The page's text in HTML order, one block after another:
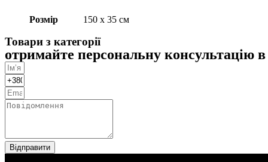
Розмір 150 х 35 см
Товари з категорії
отримайте персональну консультацію
Відправити